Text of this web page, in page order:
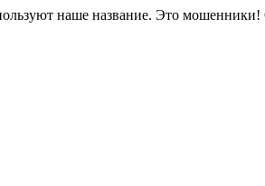
наше название. Это